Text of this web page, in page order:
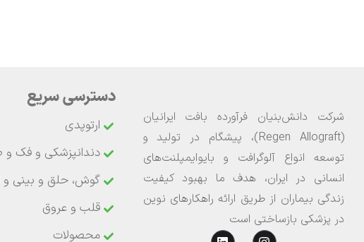
شرکت دانش‌بنیان فرآورده بافت ایرانیان
(Regen Allograft)، پیشگام در تولید و
توسعه انواع آلوگرافت و بایوایمپلنت‌های
انسانی در ایران، هدف ما بهبود کیفیت
زندگی بیماران از طریق ارائه راهکارهای نوین
در پزشکی بازساختی است
دسترسی سریع
ارتوپدی
دندانپزشکی و فک
گوش، حلق و بینی و
قلب و عروق
محصولات